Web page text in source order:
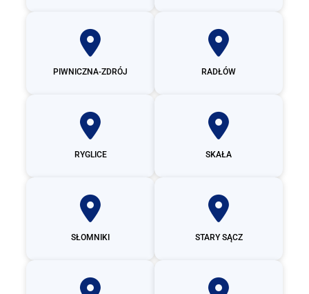
PIWNICZNA-ZDRÓJ RADŁÓW
RYGLICE SKAŁA
SŁOMNIKI STARY SĄCZ